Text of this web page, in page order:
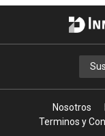
Nosotros
Terminos y